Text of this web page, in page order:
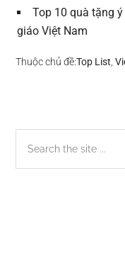
Top 10 quà tặng
giáo Việt Nam
Thuộc chủ đề:Top List ,
Sidebar
chính
the